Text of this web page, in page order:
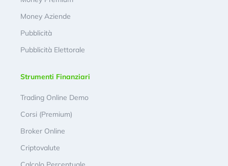
Money Aziende
Pubblicità
Pubblicità Elettorale
Strumenti Finanziari
Trading Online Demo
Corsi (Premium)
Broker Online
Criptovalute